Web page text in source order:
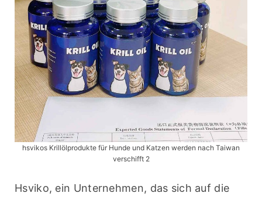
hsvikos Krillölprodukte für Hunde und Katzen werden nach Taiwan
verschifft 2
Hsviko, ein Unternehmen, das sich auf die